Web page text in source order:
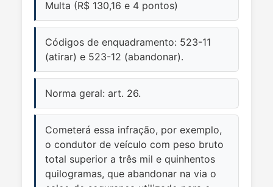
Multa (R$ 130,16 e 4 pontos)
Códigos de enquadramento: 523-11
(atirar) e 523-12 (abandonar).
Norma geral: art. 26.
Cometerá essa infração, por exemplo,
o condutor de veículo com peso bruto
total superior a três mil e quinhentos
quilogramas, que abandonar na via o